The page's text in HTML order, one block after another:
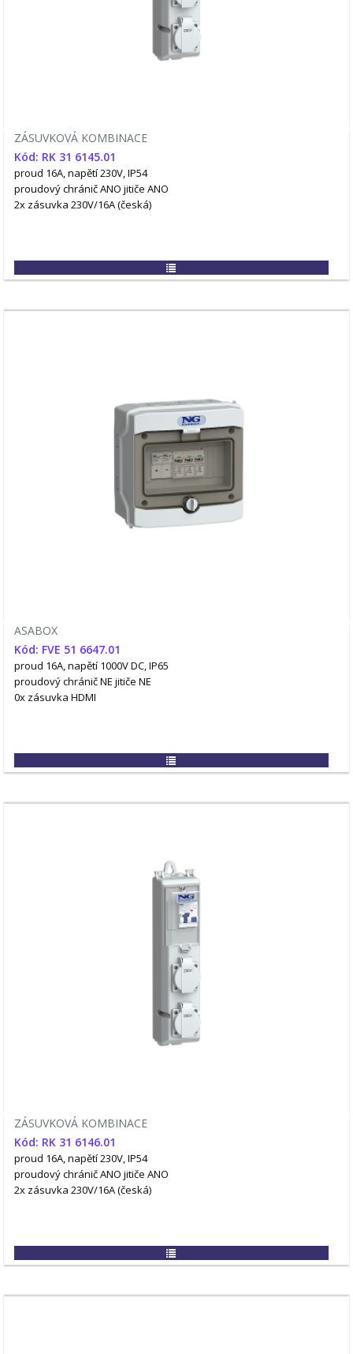
ZÁSUVKOVÁ KOMBINACE
Kód: RK 31 6145.01
proud 16A, napětí 230V, IP54
proudový chránič ANO jitiče ANO
2x zásuvka 230V/16A (česká)
ASABOX
Kód: FVE 51 6647.01
proud 16A, napětí 1000V DC, IP65
proudový chránič NE jitiče NE
0x zásuvka HDMI
ZÁSUVKOVÁ KOMBINACE
Kód: RK 31 6146.01
proud 16A, napětí 230V, IP54
proudový chránič ANO jitiče ANO
2x zásuvka 230V/16A (česká)